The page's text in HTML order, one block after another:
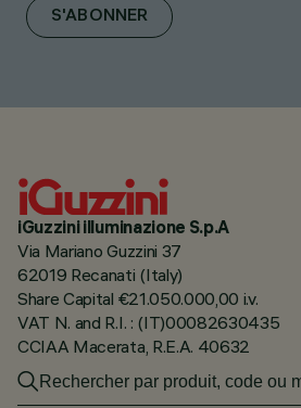
S'ABONNER
iGuzzini illuminazione S.p.A
Via Mariano Guzzini 37
62019 Recanati (Italy)
Share Capital €21.050.000,00 i.v.
VAT N. and R.I. : (IT)00082630435
CCIAA Macerata, R.E.A. 40632